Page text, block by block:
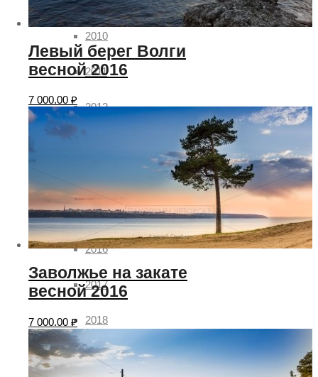
2010
2011
2012
2015
2016
2017
2018
2019
Левый берег Волги
весной 2016
7 000.00 ₽
Заволжье на закате
весной 2016
7 000.00 ₽